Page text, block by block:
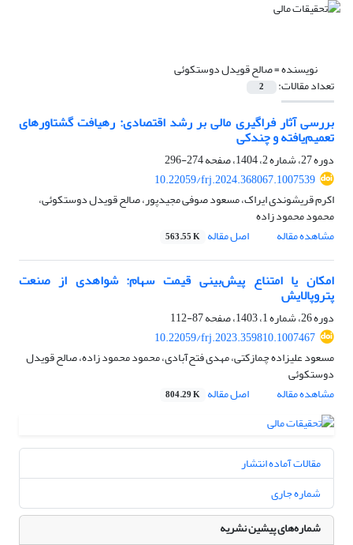
نویسنده =صالح قویدل دوستکوئی
تعداد مقالات: 2
بررسی آثار فراگیری مالی بر رشد اقتصادی: رهیافت گشتاورهای
تعمیم‌یافته و چندکی
دوره 27، شماره 2، 1404، صفحه
274-296
10.22059/frj.2024.368067.1007539
اکرم قریشوندی ایراک، مسعود صوفی مجیدپور، صالح قویدل دوستکوئی،
محمود محمود زاده
مشاهده مقاله
اصل مقاله 563.55 K
امکان یا امتناع پیش‌بینی قیمت سهام: شواهدی از صنعت
پتروپالایش
دوره 26، شماره 1، 1403، صفحه
87-112
10.22059/frj.2023.359810.1007467
مسعود علیزاده چمازکتی، مهدی فتح‌آبادی، محمود محمود زاده، صالح قویدل
دوستکوئی
مشاهده مقاله
اصل مقاله 804.29 K
مقالات آماده انتشار
شماره جاری
شماره‌های پیشین نشریه